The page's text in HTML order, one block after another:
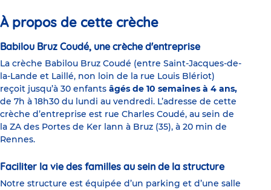
À propos de cette crèche
Babilou Bruz Coudé, une crèche d'entreprise
La crèche Babilou Bruz Coudé (entre Saint-Jacques-de-
la-Lande et Laillé, non loin de la rue Louis Blériot)
reçoit jusqu’à 30 enfants âgés de 10 semaines à 4 ans,
de 7h à 18h30 du lundi au vendredi. L’adresse de cette
crèche d’entreprise est rue Charles Coudé, au sein de
la ZA des Portes de Ker lann à Bruz (35), à 20 min de
Rennes.
Faciliter la vie des familles au sein de la structure
Notre structure est équipée d’un parking et d’une salle